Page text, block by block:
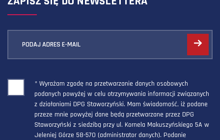
PODAJ ADRES E-MAIL
* Wyrażam zgodę na przetwarzanie danych osobowych
podanych powyżej w celu otrzymywania informacji związanych
z działaniami DPG Staworzyński. Mam świadomość, iż podane
przeze mnie powyżej dane będą przetwarzane przez DPG
Staworzyński z siedzibą przy ul. Kornela Makuszyńskiego 5A w
Jeleniej Górze 58-570 (administrator danych). Podanie